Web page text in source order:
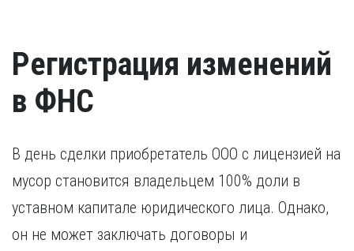
Регистрация изменений
в ФНС
В день сделки приобретатель ООО с лицензией на
мусор становится владельцем 100% доли в
уставном капитале юридического лица. Однако,
он не может заключать договоры и